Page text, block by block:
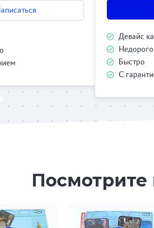
Девайс
Недорого
Быстро
С